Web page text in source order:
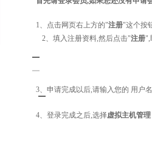
1、点击网页右上方的"注册"这个按
2、填入注册资料,然后点击"注册",
3、申请完成以后,请输入您的 用户
4、登录完成之后,选择虚拟主机管理